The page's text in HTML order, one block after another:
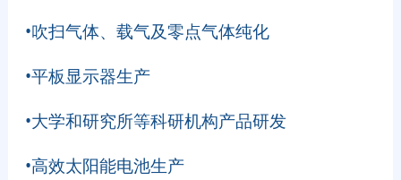
•吹扫气体、载气及零点气体纯化
•平板显示器生产
•大学和研究所等科研机构产品研发
•高效太阳能电池生产